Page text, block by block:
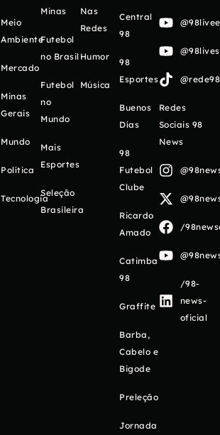
Meio
Ambiente
Mercado
Minas
Gerais
Mundo
Política
Tecnologia
Minas
Futebol
no Brasil
Futebol
no
Mundo
Mais
Esportes
Seleção
Brasileira
Nas
Redes
Humor
Música
Central
98
98
Esportes
Buenos
Días
98
Futebol
Clube
Ricardo
Amado
Catimba
98
Graffite
Barba,
Cabelo e
Bigode
Preleção
Jornada
Redes
Sociais 98
News
/
/98-
news-
oficial